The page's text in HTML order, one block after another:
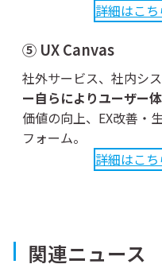
詳細はこち
⑤ UX Canvas
社外サービス、社内シス
ー自らによりユーザー
価値の向上、EX改善・
フォーム。
詳細はこち
関連ニュース